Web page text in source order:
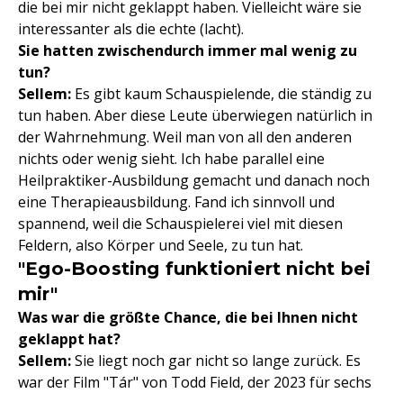
die bei mir nicht geklappt haben. Vielleicht wäre sie
interessanter als die echte (lacht).
Sie hatten zwischendurch immer mal wenig zu
tun?
Sellem: Es gibt kaum Schauspielende, die ständig zu
tun haben. Aber diese Leute überwiegen natürlich in
der Wahrnehmung. Weil man von all den anderen
nichts oder wenig sieht. Ich habe parallel eine
Heilpraktiker-Ausbildung gemacht und danach noch
eine Therapieausbildung. Fand ich sinnvoll und
spannend, weil die Schauspielerei viel mit diesen
Feldern, also Körper und Seele, zu tun hat.
"Ego-Boosting funktioniert nicht bei
mir"
Was war die größte Chance, die bei Ihnen nicht
geklappt hat?
Sellem:Sie liegt noch gar nicht so lange zurück. Es
war der Film "Tár" von Todd Field, der 2023 für sechs